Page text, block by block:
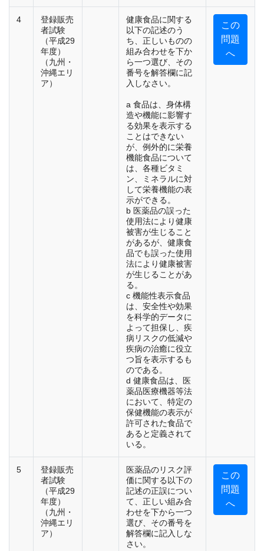
4
登録販売
者試験
（平成29
年度）
（九州・
沖縄エリ
ア）
健康食品に関する
以下の記述のう
ち、正しいものの
組み合わせを下か
ら一つ選び、その
番号を解答欄に記
入しなさい。
a 食品は、身体構
造や機能に影響す
る効果を表示する
ことはできない
が、例外的に栄養
機能食品について
は、各種ビタミ
ン、ミネラルに対
して栄養機能の表
示ができる。
b 医薬品の誤った
使用法により健康
被害が生じること
があるが、健康食
品でも誤った使用
法により健康被害
が生じることがあ
る。
c 機能性表示食品
は、安全性や効果
を科学的データに
よって担保し、疾
病リスクの低減や
疾病の治癒に役立
つ旨を表示するも
のである。
d 健康食品は、医
薬品医療機器等法
において、特定の
保健機能の表示が
許可された食品で
あると定義されて
いる。
この
問題
へ
5
登録販売
者試験
（平成29
年度）
（九州・
沖縄エリ
ア）
医薬品のリスク評
価に関する以下の
記述の正誤につい
て、正しい組み合
わせを下から一つ
選び、その番号を
解答欄に記入しな
さい。
この
問題
へ